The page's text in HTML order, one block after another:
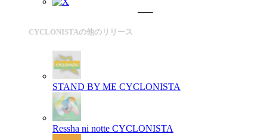
CYCLONISTAの他のリリース
STAND BY ME CYCLONISTA
Ressha ni notte CYCLONISTA